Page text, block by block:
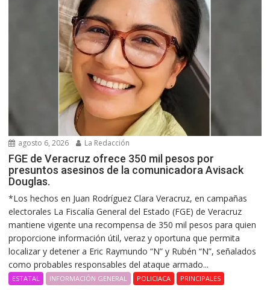
agosto 6, 2026 La Redacción
FGE de Veracruz ofrece 350 mil pesos por
presuntos asesinos de la comunicadora Avisack
Douglas.
*Los hechos en Juan Rodríguez Clara Veracruz, en campañas
electorales La Fiscalía General del Estado (FGE) de Veracruz
mantiene vigente una recompensa de 350 mil pesos para quien
proporcione información útil, veraz y oportuna que permita
localizar y detener a Eric Raymundo “N” y Rubén “N”, señalados
como probables responsables del ataque armado...
ESTATAL INFORMACIÓN GENERAL POLICIACA PRINCIPALES